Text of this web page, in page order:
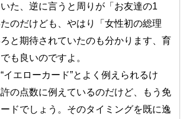
た、逆に言うと周りが「お友達の1
のだけども、やはり「女性初の総理
と期待されていたのも分かります、育
も良いのですよ。
イエローカード”とよく例えられるけ
の点数に例えているのだけど、もう免
ドでしょう。そのタイミングを既に逸